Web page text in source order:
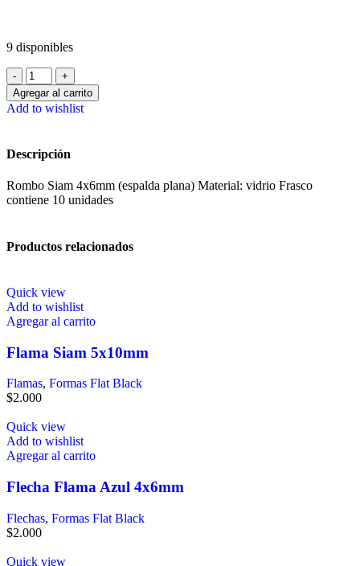
9 disponibles
Agregar al carrito
Add to wishlist
Descripción
Rombo Siam 4x6mm (espalda plana) Material: vidrio Frasco
contiene 10 unidades
Productos relacionados
Quick view
Add to wishlist
Agregar al carrito
Flama Siam 5x10mm
Flamas, Formas Flat Black
$2.000
Quick view
Add to wishlist
Agregar al carrito
Flecha Flama Azul 4x6mm
Flechas, Formas Flat Black
$2.000
Quick view